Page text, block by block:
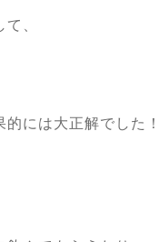
、
的には大正解でした